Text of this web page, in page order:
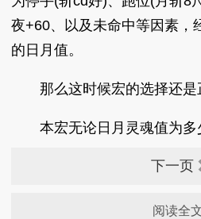
夜+60、以及未命中等因素，
的日月值。
那么这时候宏的选择还是
本宏无论日月灵魂值为多
下一页
阅读全